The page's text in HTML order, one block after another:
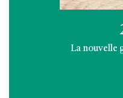
La nouvelle